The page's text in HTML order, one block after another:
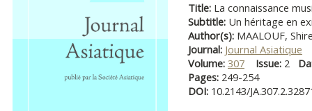
Title: La connaissance
Subtitle: Un héritage en
Author(s): MAALOUF,
Journal: Journal Asiatique
Volume: 307 Issue: 2
Pages: 249-254
DOI: 10.2143/